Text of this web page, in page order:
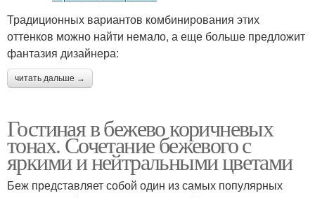
Традиционных вариантов комбинирования этих
оттенков можно найти немало, а еще больше предложит
фантазия дизайнера:
читать дальше →
Гостиная в бежево коричневых
тонах. Сочетание бежевого с
яркими и нейтральными цветами
Беж представляет собой один из самых популярных